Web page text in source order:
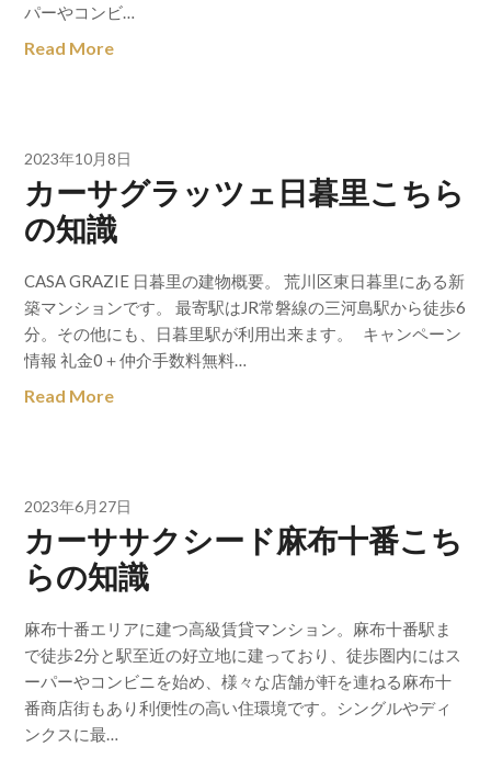
パーやコンビ…
Read More
2023年10月8日
カーサグラッツェ日暮里こちら
の知識
CASA GRAZIE 日暮里の建物概要。 荒川区東日暮里にある新
築マンションです。 最寄駅はJR常磐線の三河島駅から徒歩6
分。その他にも、日暮里駅が利用出来ます。 キャンペーン
情報 礼金0＋仲介手数料無料…
Read More
2023年6月27日
カーササクシード麻布十番こち
らの知識
麻布十番エリアに建つ高級賃貸マンション。麻布十番駅ま
で徒歩2分と駅至近の好立地に建っており、徒歩圏内にはス
ーパーやコンビニを始め、様々な店舗が軒を連ねる麻布十
番商店街もあり利便性の高い住環境です。シングルやディ
ンクスに最…